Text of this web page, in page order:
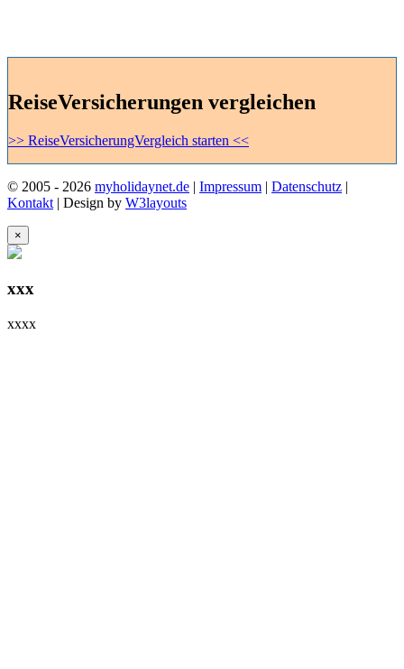
ReiseVersicherungen vergleichen
>> ReiseVersicherungVergleich starten <<
© 2005 - 2026 myholidaynet.de | Impressum | Datenschutz |
Kontakt | Design by W3layouts
×
xxx
xxxx